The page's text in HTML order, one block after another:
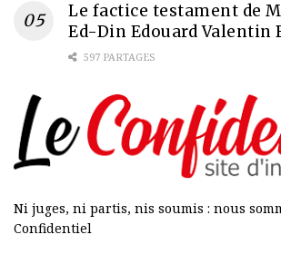
Le factice testament de
Ed-Din Edouard Valentin
597 PARTAGES
Ni juges, ni partis, nis soumis : nous
Confidentiel